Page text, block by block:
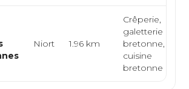
Niort 1.96 km
Crêperie,
galetterie
bretonne,
cuisine
bretonne